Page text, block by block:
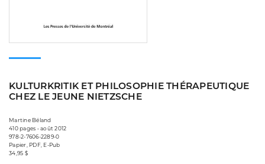
KULTURKRITIK ET PHILOSOPHIE THÉRAPEUTIQUE
CHEZ LE JEUNE NIETZSCHE
Martine Béland
410 pages • août 2012
978-2-7606-2289-0
Papier, PDF, E-Pub
34,95 $